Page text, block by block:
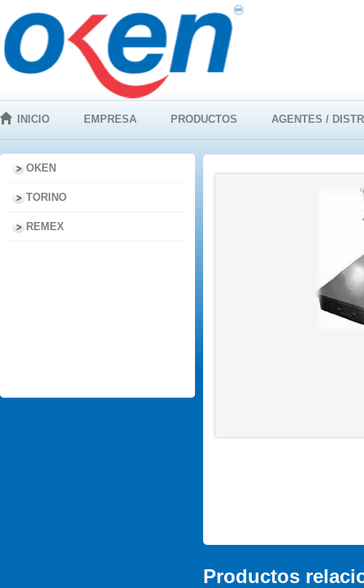
INICIO EMPRESA PRODUCTOS AGENTES /
OKEN
TORINO
REMEX
Productos